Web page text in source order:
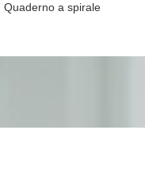
Quaderno a spirale